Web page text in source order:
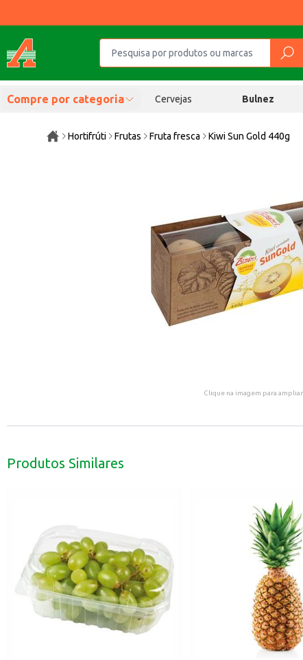
Compre por categoria Cervejas Bulnez
Hortifrúti Frutas Fruta fresca Kiwi Sun Gold 440g
Clique na imagem para ampliar.
Produtos Similares